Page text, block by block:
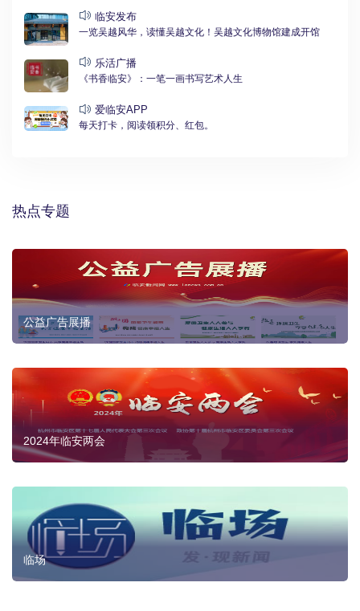
临安发布
一览吴越风华，读懂吴越文化！吴越文化博物馆建成开馆
乐活广播
《书香临安》：一笔一画书写艺术人生
爱临安APP
每天打卡，阅读领积分、红包。
热点专题
公益广告展播
2024年临安两会
临场